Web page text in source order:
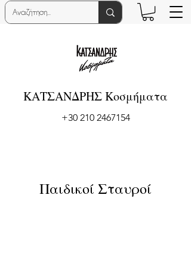
ΚΑΤΣΑΝΔΡΗΣ Κοσμήματα
+30 210 2467154
Παιδικοί Σταυροί